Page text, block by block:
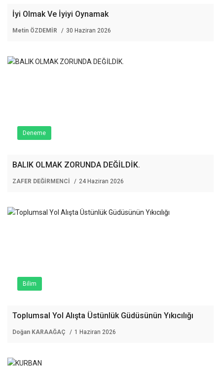
İyi Olmak Ve İyiyi Oynamak
Metin ÖZDEMİR 30 Haziran 2026
Deneme
BALIK OLMAK ZORUNDA DEĞİLDİK.
ZAFER DEĞİRMENCİ 24 Haziran 2026
Bilim
Toplumsal Yol Alışta Üstünlük Güdüsünün Yıkıcılığı
Doğan KARAAĞAÇ 1 Haziran 2026